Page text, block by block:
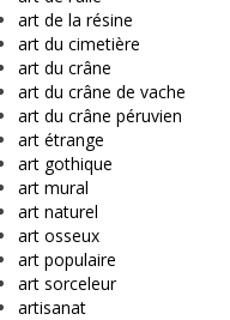
art de la résine
art du cimetière
art du crâne
art du crâne de vache
art du crâne péruvien
art étrange
art gothique
art mural
art naturel
art osseux
art populaire
art sorceleur
artisanat